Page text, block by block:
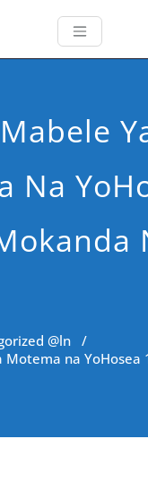
Na
@ln /
Motema na YoHosea